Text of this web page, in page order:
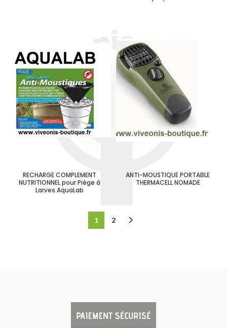
RECHARGE COMPLEMENT
NUTRITIONNEL pour Piège à
Larves AquaLab
ANTI-MOUSTIQUE PORTABLE
THERMACELL NOMADE
1 2